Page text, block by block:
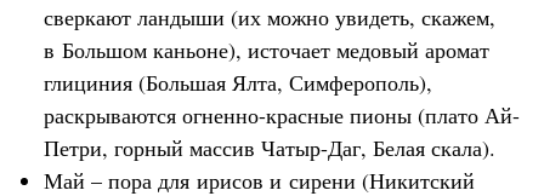
сверкают ландыши (их можно увидеть, скажем,
в Большом каньоне), источает медовый аромат
глициния (Большая Ялта, Симферополь),
раскрываются огненно-красные пионы (плато Ай-
Петри, горный массив Чатыр-Даг, Белая скала).
Май – пора для ирисов и сирени (Никитский